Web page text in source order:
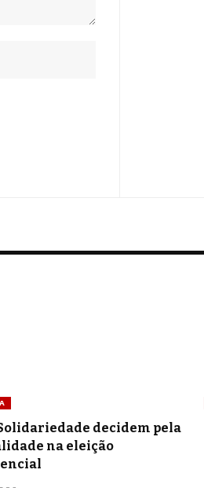
Solidariedade decidem pela
na eleição